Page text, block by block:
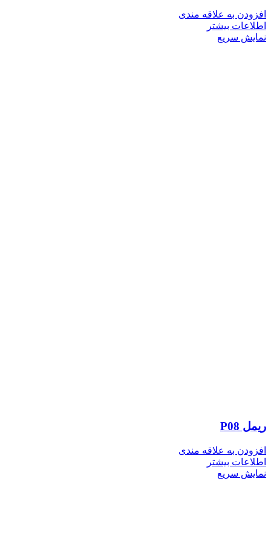
افزودن به علاقه مندی
اطلاعات بیشتر
نمایش سریع
ریمل P08
افزودن به علاقه مندی
اطلاعات بیشتر
نمایش سریع